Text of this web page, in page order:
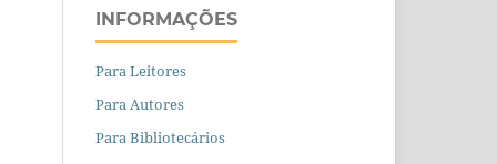
INFORMAÇÕES
Para Leitores
Para Autores
Para Bibliotecários